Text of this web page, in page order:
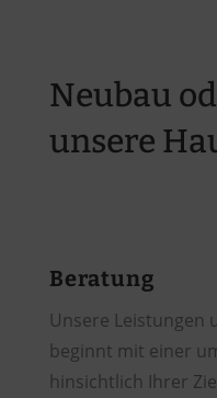
Neubau
unsere
Beratung
Unsere Leistungen
beginnt mit einer
hinsichtlich Ihrer